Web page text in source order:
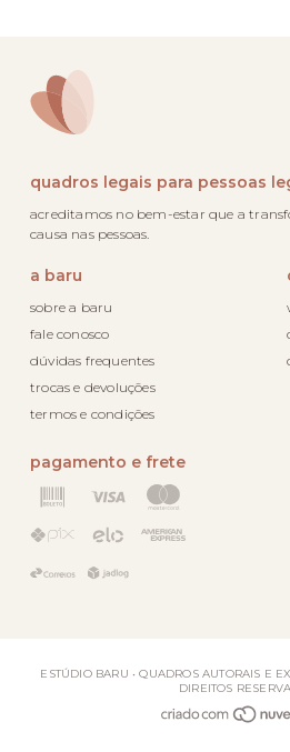
quadros legais para pessoas
acreditamos no bem-estar que a
causa nas pessoas.
a baru
sobre a baru
fale conosco
dúvidas frequentes
trocas e devoluções
termos e condições
pagamento e frete
ESTÚDIO BARU • QUADROS AUTORAIS E
DIREITOS